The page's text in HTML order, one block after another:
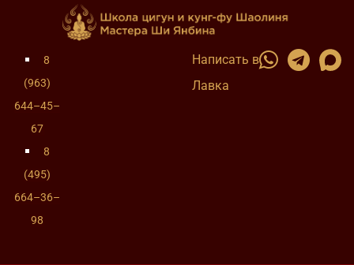
8
(963)
644–45–
67
8
(495)
664–36–
98
Написать в
Лавка